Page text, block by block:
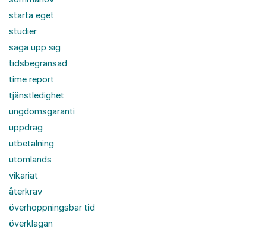
starta eget
studier
säga upp sig
tidsbegränsad
time report
tjänstledighet
ungdomsgaranti
uppdrag
utbetalning
utomlands
vikariat
återkrav
överhoppningsbar tid
överklagan